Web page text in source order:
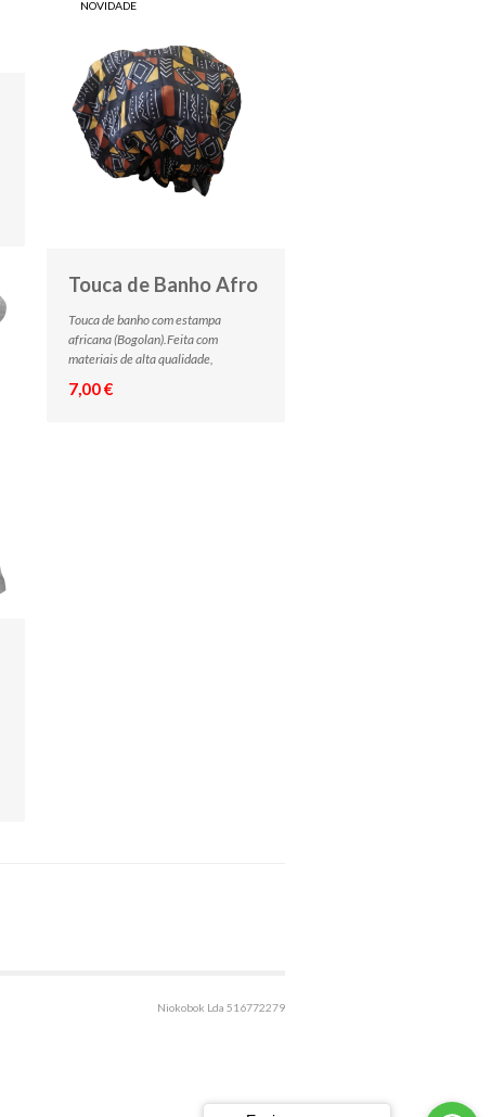
NOVIDADE
Touca de Banho Afro
Touca de banho com estampa
africana (Bogolan).Feita com
materiais de alta qualidade,
7,00 €
Niokobok Lda 516772279